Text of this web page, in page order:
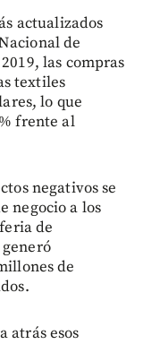
actualizados
de
las compras
textiles
lo que
frente al
negativos se
negocio a los
de
de
atrás esos